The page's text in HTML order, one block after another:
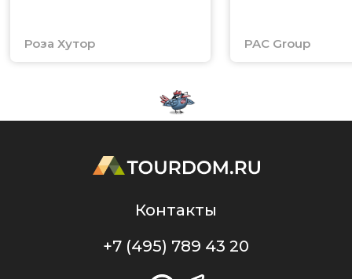
Роза Хутор PAC Group
Контакты
+7 (495) 789 43 20